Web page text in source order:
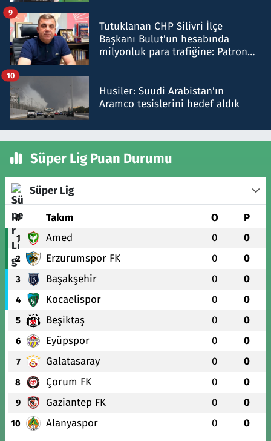
Tutuklanan CHP Silivri İlçe
Başkanı Bulut'un hesabında
milyonluk para trafiğine: Patron
9
Husiler: Suudi Arabistan'ın
Aramco tesislerini hedef aldık
10
Süper Lig Puan Durumu
Süper Lig
# Takım O P
1 Amed 0 0
2 Erzurumspor FK 0 0
3 Başakşehir 0 0
4 Kocaelispor 0 0
5 Beşiktaş 0 0
6 Eyüpspor 0 0
7 Galatasaray 0 0
8 Çorum FK 0 0
9 Gaziantep FK 0 0
10 Alanyaspor 0 0